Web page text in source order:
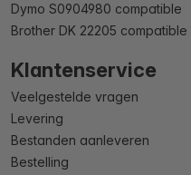
Dymo S0904980 compatible
Brother DK 22205 compatible
Klantenservice
Veelgestelde vragen
Levering
Bestanden aanleveren
Bestelling